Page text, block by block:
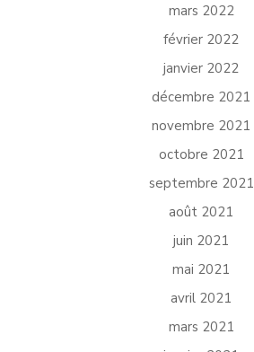
mars 2022
février 2022
janvier 2022
décembre 2021
novembre 2021
octobre 2021
septembre 2021
août 2021
juin 2021
mai 2021
avril 2021
mars 2021